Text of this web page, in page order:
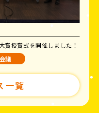
賞授賞式を開催しました！
議
一覧